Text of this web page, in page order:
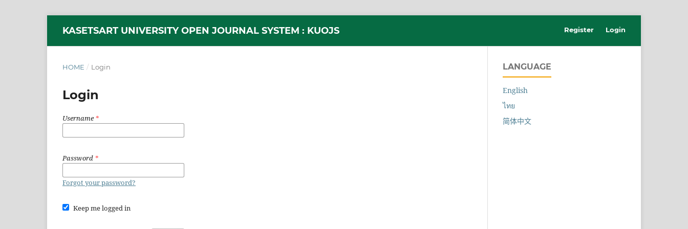
KASETSART UNIVERSITY OPEN JOURNAL SYSTEM : KUOJS Register Login
HOME / Login
Login
Username*
Password *
Forgot your password?
Keep me logged in
LANGUAGE
English
ไทย
简体中文